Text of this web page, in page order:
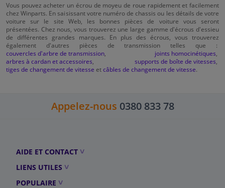
Vous pouvez acheter un écrou de moyeu de roue rapidement et facilement
chez Winparts. En saisissant votre numéro de chassis ou les détails de votre
voiture sur le site Web, les bonnes pièces de voiture vous seront
présentées. Chez nous, vous trouverez une large gamme d'écrous d'essieu
de différentes grandes marques. En plus des écrous, vous trouverez
également d'autres pièces de transmission telles que :
couvercles d'arbre de transmission
joints homocinétiques
arbres à cardan et accessoires
supports de boîte de vitesses
tiges de changement de vitesse etcâbles de changement de vitesse.
Appelez-nous 0380 833 78
AIDE ET CONTACT
LIENS UTILES
POPULAIRE